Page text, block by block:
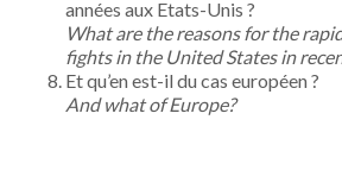
années aux Etats-Unis ?
What are the reasons for the
fights in the United States in
Et qu’en est-il du cas européen ?
And what of Europe?